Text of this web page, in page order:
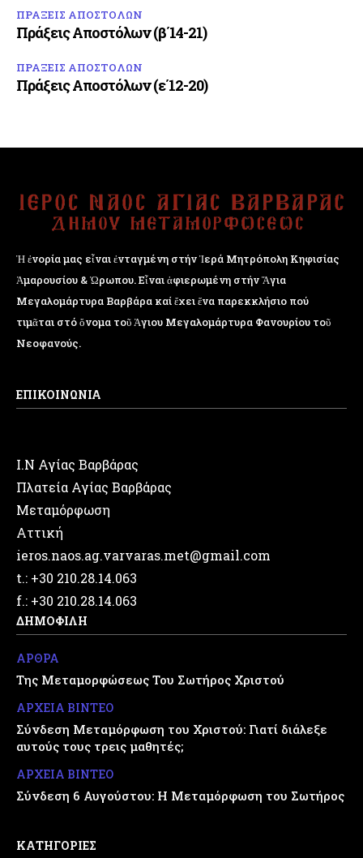
ΠΡΑΞΕΙΣ ΑΠΟΣΤΟΛΩΝ
Πράξεις Αποστόλων (β΄14-21)
ΠΡΑΞΕΙΣ ΑΠΟΣΤΟΛΩΝ
Πράξεις Αποστόλων (ε΄12-20)
Ἡ ἐνορία μας εἶναι ἐνταγμένη στήν Ἱερά Μητρόπολη Κηφισίας
Ἁμαρουσίου & Ὠρωπου. Εἶναι ἀφιερωμένη στήν Ἅγια
Μεγαλομάρτυρα Βαρβάρα καί ἔχει ἕνα παρεκκλήσιο πού
τιμᾶται στό ὄνομα τοῦ Ἁγιου Μεγαλομάρτυρα Φανουρίου τοῦ
Νεοφανούς.
ΕΠΙΚΟΙΝΩΝΙΑ
Ι.Ν Αγίας Βαρβάρας
Πλατεία Αγίας Βαρβάρας
Μεταμόρφωση
Αττική
ieros.naos.ag.varvaras.met@gmail.com
t.: +30 210.28.14.063
f.: +30 210.28.14.063
ΔΗΜΟΦΙΛΗ
ΑΡΘΡΑ
Της Μεταμορφώσεως Του Σωτήρος Χριστού
ΑΡΧΕΙΑ ΒΙΝΤΕΟ
Σύνδεση Μεταμόρφωση του Χριστού: Γιατί διάλεξε
αυτούς τους τρεις μαθητές;
ΑΡΧΕΙΑ ΒΙΝΤΕΟ
Σύνδεση 6 Αυγούστου: Η Μεταμόρφωση του Σωτήρος
ΚΑΤΗΓΟΡΙΕΣ